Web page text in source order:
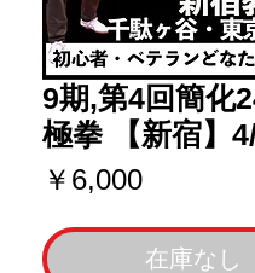
9期,第4回簡化
極拳 【新宿】
￥6,000価
在庫なし